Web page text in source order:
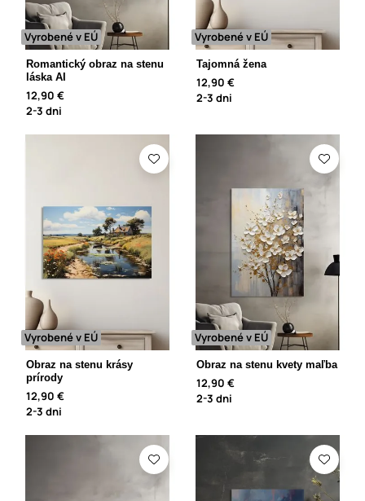
Vyrobené v EÚ
Romantický obraz na stenu
láska AI
12,90 €
2-3 dni
Vyrobené v EÚ
Tajomná žena
12,90 €
2-3 dni
Vyrobené v EÚ
Obraz na stenu krásy
prírody
12,90 €
2-3 dni
Vyrobené v EÚ
Obraz na stenu kvety maľba
12,90 €
2-3 dni